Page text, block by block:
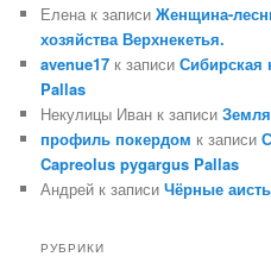
Елена к записиЖенщина-
хозяйства Верхнекетья.
avenue17 к записиСибирская
Pallas
Некулицы Иван к записи
профиль покердом к записи
Capreolus pygargus Pallas
Андрей к записиЧёрные
РУБРИКИ